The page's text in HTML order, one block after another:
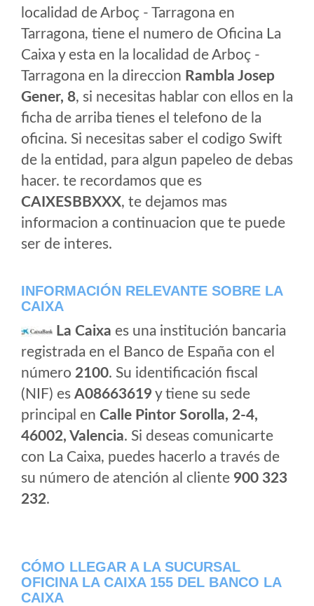
localidad de Arboç - Tarragona en
Tarragona, tiene el numero de Oficina La
Caixa y esta en la localidad de Arboç -
Tarragona en la direccion Rambla Josep
Gener, 8, si necesitas hablar con ellos en la
ficha de arriba tienes el telefono de la
oficina. Si necesitas saber el codigo Swift
de la entidad, para algun papeleo de debas
hacer. te recordamos que es
CAIXESBBXXX, te dejamos mas
informacion a continuacion que te puede
ser de interes.
INFORMACIÓN RELEVANTE SOBRE LA
CAIXA
La Caixa es una institución bancaria
registrada en el Banco de España con el
número 2100. Su identificación fiscal
(NIF) es A08663619 y tiene su sede
principal en Calle Pintor Sorolla, 2-4,
46002, Valencia. Si deseas comunicarte
con La Caixa, puedes hacerlo a través de
su número de atención al cliente 900 323
232.
CÓMO LLEGAR A LA SUCURSAL
OFICINA LA CAIXA 155 DEL BANCO LA
CAIXA